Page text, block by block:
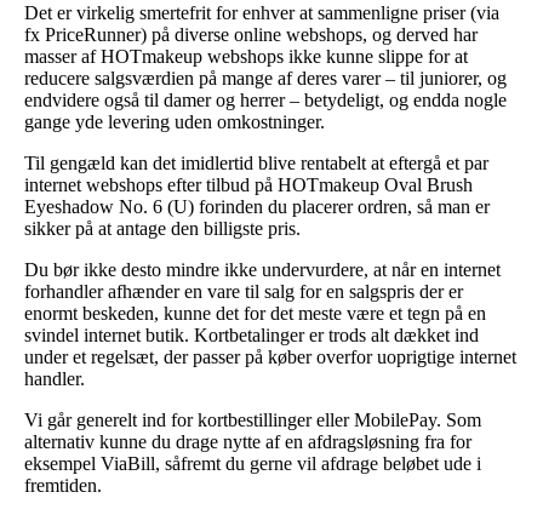
Det er virkelig smertefrit for enhver at sammenligne priser (via
fx PriceRunner) på diverse online webshops, og derved har
masser af HOTmakeup webshops ikke kunne slippe for at
reducere salgsværdien på mange af deres varer – til juniorer, og
endvidere også til damer og herrer – betydeligt, og endda nogle
gange yde levering uden omkostninger.
Til gengæld kan det imidlertid blive rentabelt at eftergå et par
internet webshops efter tilbud på HOTmakeup Oval Brush
Eyeshadow No. 6 (U) forinden du placerer ordren, så man er
sikker på at antage den billigste pris.
Du bør ikke desto mindre ikke undervurdere, at når en internet
forhandler afhænder en vare til salg for en salgspris der er
enormt beskeden, kunne det for det meste være et tegn på en
svindel internet butik. Kortbetalinger er trods alt dækket ind
under et regelsæt, der passer på køber overfor uoprigtige internet
handler.
Vi går generelt ind for kortbestillinger eller MobilePay. Som
alternativ kunne du drage nytte af en afdragsløsning fra for
eksempel ViaBill, såfremt du gerne vil afdrage beløbet ude i
fremtiden.